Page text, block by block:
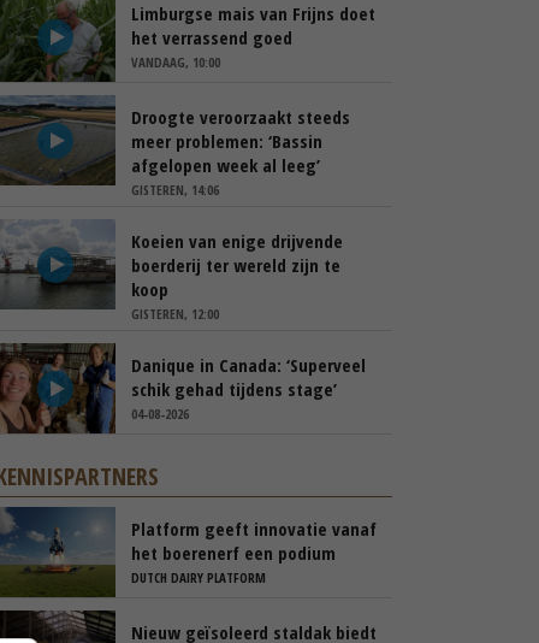
Limburgse mais van Frijns doet
het verrassend goed
VANDAAG, 10:00
Droogte veroorzaakt steeds
meer problemen: ‘Bassin
afgelopen week al leeg’
GISTEREN, 14:06
Koeien van enige drijvende
boerderij ter wereld zijn te
koop
GISTEREN, 12:00
Danique in Canada: ‘Superveel
schik gehad tijdens stage’
04-08-2026
Platform geeft innovatie vanaf
het boerenerf een podium
DUTCH DAIRY PLATFORM
Nieuw geïsoleerd staldak biedt